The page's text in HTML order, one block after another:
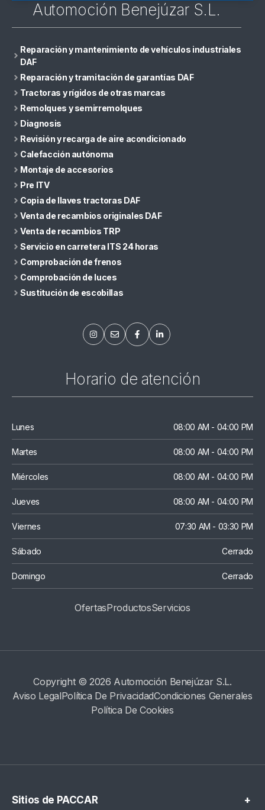
Automoción Benejúzar S.L.
Reparación y mantenimiento de vehículos industriales
DAF
Reparación y tramitación de garantías DAF
Tractoras y rígidos de otras marcas
Remolques y semirremolques
Diagnosis
Revisión y recarga de aire acondicionado
Calefacción autónoma
Montaje de accesorios
Pre ITV
Copia de llaves tractoras DAF
Venta de recambios originales DAF
Venta de recambios TRP
Servicio en carretera ITS 24 horas
Comprobación de frenos
Comprobación de luces
Sustitución de escobillas
Horario de atención
Lunes 08:00 AM - 04:00 PM
Martes 08:00 AM - 04:00 PM
Miércoles 08:00 AM - 04:00 PM
Jueves 08:00 AM - 04:00 PM
Viernes 07:30 AM - 03:30 PM
Sábado Cerrado
Domingo Cerrado
OfertasProductosSErvicios
Copyright © 2026 Automoción Benejúzar S.L.
Aviso LegalPolítica De PrivacidadCondiciones Generales
Política De Cookies
Sitios de PACCAR +